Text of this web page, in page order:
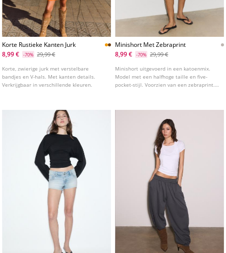
Korte Rustieke Kanten Jurk
8,99 €
-70% 29,99 €
Korte, zwierige jurk met verstelbare
bandjes en V-hals. Met kanten details.
Verkrijgbaar in verschillende kleuren.
Minishort Met Zebraprint
8,99 €
-70% 29,99 €
Minishort uitgevoerd in een katoenmix.
Model met een halfhoge taille en five-
pocket-stijl. Voorzien van een zebraprint.